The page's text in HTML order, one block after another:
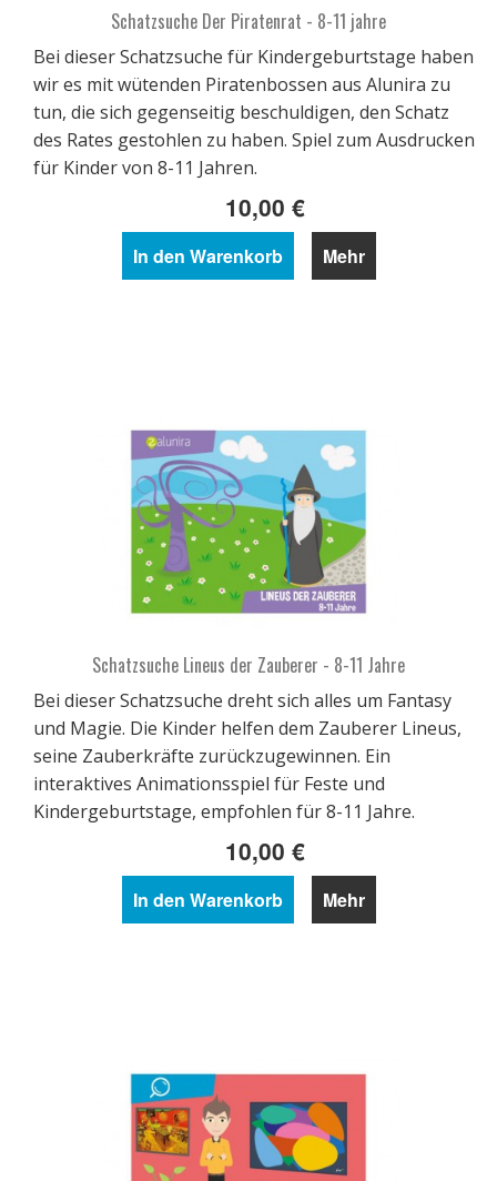
Schatzsuche Der Piratenrat - 8-11 jahre
Bei dieser Schatzsuche für Kindergeburtstage haben
wir es mit wütenden Piratenbossen aus Alunira zu
tun, die sich gegenseitig beschuldigen, den Schatz
des Rates gestohlen zu haben. Spiel zum Ausdrucken
für Kinder von 8-11 Jahren.
10,00 €
In den Warenkorb Mehr
Schatzsuche Lineus der Zauberer - 8-11 Jahre
Bei dieser Schatzsuche dreht sich alles um Fantasy
und Magie. Die Kinder helfen dem Zauberer Lineus,
seine Zauberkräfte zurückzugewinnen. Ein
interaktives Animationsspiel für Feste und
Kindergeburtstage, empfohlen für 8-11 Jahre.
10,00 €
In den Warenkorb Mehr